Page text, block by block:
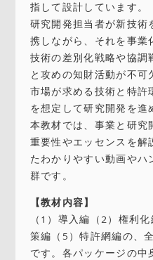
指して設計しています。
研究開発担当者が新技術
携しながら、それを事業
技術の差別化戦略や協調
と攻めの知財活動が不可
市場が求める技術と特許
を想定して研究開発を進
本教材では、事業と研究
重要性やエッセンスを解
たわかりやすい動画やハ
群です。
【教材内容】
（1）導入編（2）権利
策編（5）特許網編の、
です。各パッケージの